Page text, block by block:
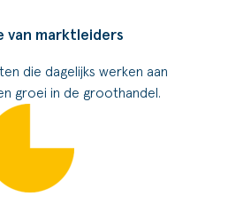
van marktleiders
die dagelijks werken aan
groei in de groothandel.